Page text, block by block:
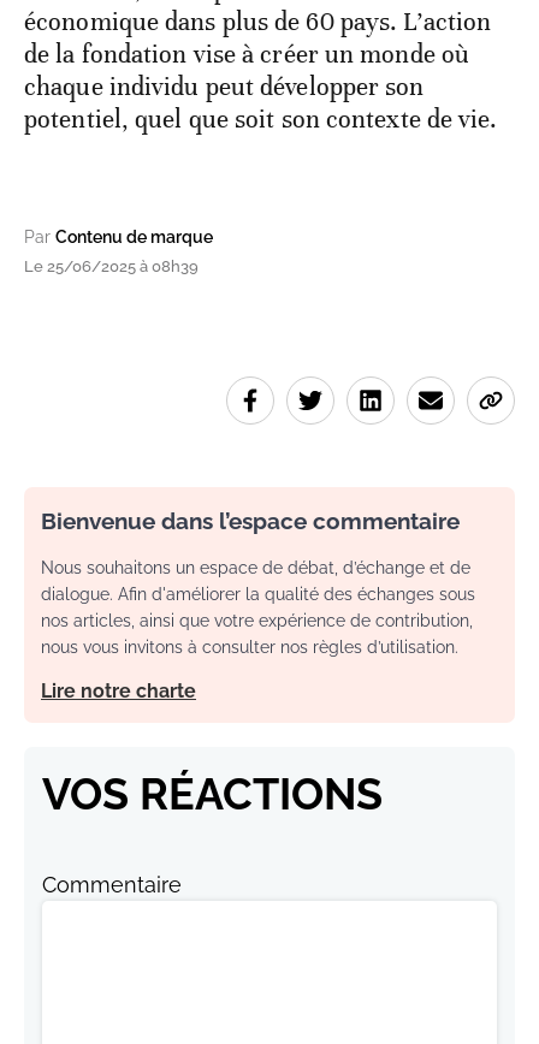
économique dans plus de 60 pays. L’action
de la fondation vise à créer un monde où
chaque individu peut développer son
potentiel, quel que soit son contexte de vie.
Par Contenu de marque
Le 25/06/2025 à 08h39
Bienvenue dans l’espace commentaire
Nous souhaitons un espace de débat, d’échange et de
dialogue. Afin d'améliorer la qualité des échanges sous
nos articles, ainsi que votre expérience de contribution,
nous vous invitons à consulter nos règles d’utilisation.
Lire notre charte
VOS RÉACTIONS
Commentaire